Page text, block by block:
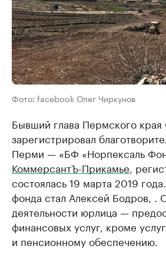
Фото: facebook Олег Чиркунов
Бывший глава Пермского
зарегистрировал
Перми — «БФ «Норпексаль
КоммерсантЪ-Прикамье,
состоялась 19 марта 2019
фонда стал Алексей Бодров, .
деятельности юрлица —
финансовых услуг, кроме
и пенсионному обеспечению.